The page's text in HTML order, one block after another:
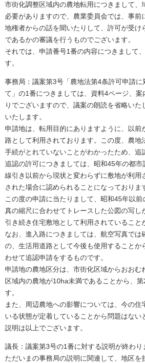
市街化調整区域内の農地転用につきまして、
必要がありますので、農業委員会では、事前
地権者からの話を聞いたりして、許可が受け
であるかの審議を行うものでございます。
それでは、申請番号1番の内容につきまして
す。
事務局：議案第3号「農地法第4条許可申請
て」の1番につきましては、資料4ページ、
りでございますので、議案の朗読を省略いた
いたします。
申請地は、転用目的にありますように、以前
路として利用されております。この度、農地
手続がとれていないことがわかったため、追
追認の許可につきましては、昭和45年の都市
線引き以前から現状と変わらずに敷地が利用
された場合に認められることになっておりま
この度の申請に当たりまして、昭和45年以
真の縮尺に合わせてトレースした公図の写し
引き続き住宅敷地として利用されていること
なお、進入路につきましては、航空写真では
の、生活用道路として今後も使用することか
わせて追認申請をするものです。
申請地の農地区分は、市街化区域からおおむ
区域内の農地が10ha未満であることから、
す。
また、周辺農地への影響については、今の住
いる状態が定着していることから問題はない
説明は以上でございます。
議長：議案第3号の1番に対する説明が終わり
ただいまの事務局の説明に関連して、地区を